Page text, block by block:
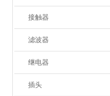
接触器
滤波器
继电器
插头